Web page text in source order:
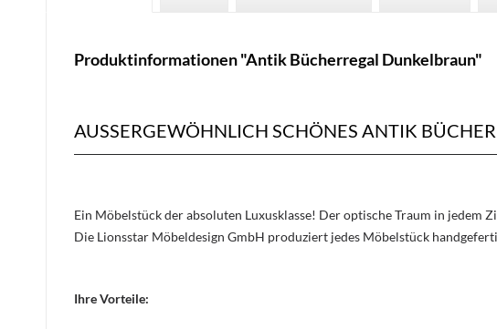
Produktinformationen "Antik Bücherregal Dunkelbraun"
AUSSERGEWÖHNLICH SCHÖNES ANTIK
Ein Möbelstück der absoluten Luxusklasse! Der optische Traum in jedem
Die Lionsstar Möbeldesign GmbH produziert jedes Möbelstück
Ihre Vorteile: